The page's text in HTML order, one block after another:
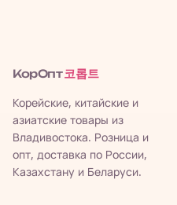
КорОпт 코롭트
Корейские, китайские и
азиатские товары из
Владивостока. Розница и
опт, доставка по России,
Казахстану и Беларуси.